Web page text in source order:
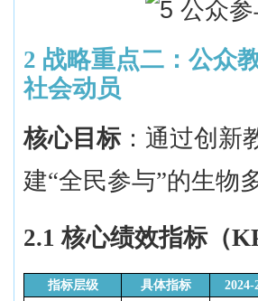
2 战略重点二：公众
社会动员
核心目标：通过创新
建“全民参与”的生物
2.1 核心绩效指标（
指标层级 具体指标 2024-